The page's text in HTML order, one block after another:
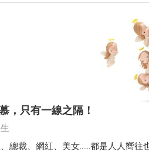
，只有一線之隔！
總裁、網紅、美女.…..都是人人嚮